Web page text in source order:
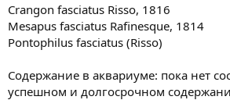
Crangon fasciatus Risso, 1816
Mesapus fasciatus Rafinesque, 1814
Pontophilus fasciatus (Risso)
Содержание в аквариуме: пока нет
успешном и долгосрочном